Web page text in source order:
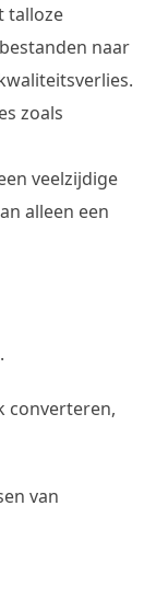
talloze
naar
zoals
veelzijdige
alleen een
converteren,
van